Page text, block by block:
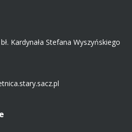
Kardynała Stefana Wyszyńskiego